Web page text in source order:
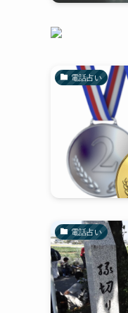
電話占い
電話占い